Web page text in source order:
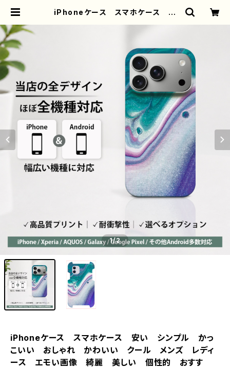
iPhoneケース スマホケース 安
エイター iPhone15/14/13/12/11
AQUOS sense 4 5 6 Xperia
Googlepixel Galaxy Andr
oid アンドロイド ケース ノンブ
ランド オリジナル デザイン グッ
ズ タイトル：エモいスマホケース P
ART375-1 J1-9 | iPhoneケー
ス/スマホケース/Tシャツ/おしゃれ/イ
ラストレーター/グッズ/人気/後払い/
通販｜雑貨屋アリうさ
1/2
iPhoneケース スマホケース 安い シンプル かっ
こいい おしゃれ かわいい クール メンズ レディ
ース エモい画像 綺麗 美しい 個性的 おすす